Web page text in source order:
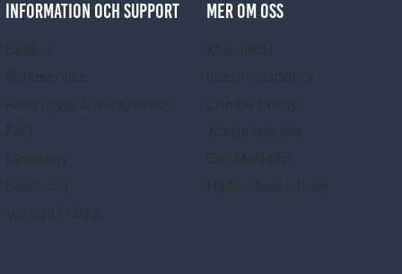
INFORMATION OCH SUPPORT
Butiker
Kundservice
Retur, byte & reklamation
FAQ
Leverans
Betalning
Vanliga Frågor
MER OM OSS
Köpvillkor
Integritetspolicy
Cookie policy
Jobba hos oss
Om Mobello
Hållbarhetsarbete